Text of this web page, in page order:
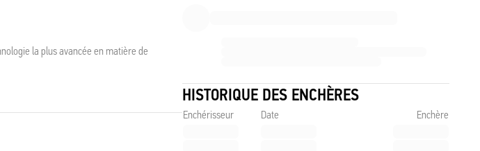
la plus avancée en matière de
HISTORIQUE DES ENCHÈRES
Enchérisseur Date Enchère